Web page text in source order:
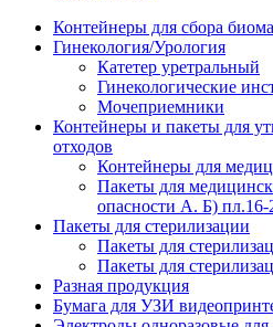
Контейнеры для сбора
Гинекология/Урология
Катетер уретральный
Гинекологические
Мочеприемники
Контейнеры и пакеты для
отходов
Контейнеры для
Пакеты для
опасности А. Б)
Пакеты для стерилизации
Пакеты для
Пакеты для
Разная продукция
Бумага для УЗИ